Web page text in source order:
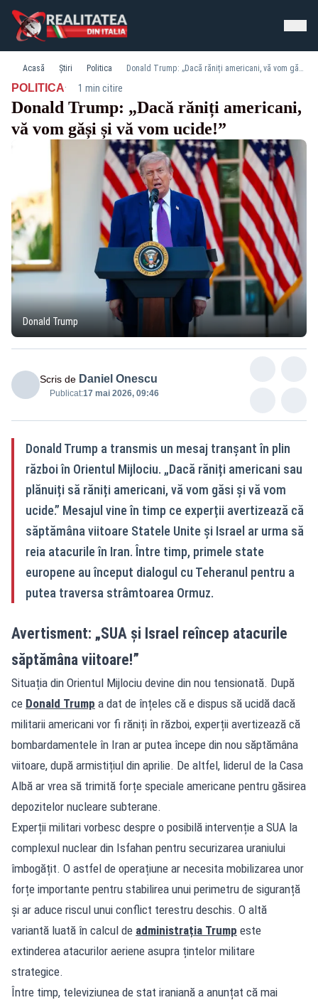
Acasă Știri Politica Donald Trump: „Dacă răniți americani, vă vom găși și vă vom ucide!”
POLITICA· 1 min citire
Donald Trump: „Dacă răniți americani,
vă vom găși și vă vom ucide!”
Donald Trump
Scris de Daniel Onescu
Publicat:17 mai 2026, 09:46
Donald Trump a transmis un mesaj tranșant în plin
război în Orientul Mijlociu. „Dacă răniți americani sau
plănuiți să răniți americani, vă vom găsi și vă vom
ucide.” Mesajul vine în timp ce experții avertizează că
săptămâna viitoare Statele Unite și Israel ar urma să
reia atacurile în Iran. Între timp, primele state
europene au început dialogul cu Teheranul pentru a
putea traversa strâmtoarea Ormuz.
Avertisment: „SUA și Israel reîncep atacurile
săptămâna viitoare!”
Situația din Orientul Mijlociu devine din nou tensionată. După
ce Donald Trump a dat de înțeles că e dispus să ucidă dacă
militarii americani vor fi răniți în război, experții avertizează că
bombardamentele în Iran ar putea începe din nou săptămâna
viitoare, după armistițiul din aprilie. De altfel, liderul de la Casa
Albă ar vrea să trimită forțe speciale americane pentru găsirea
depozitelor nucleare subterane.
Experții militari vorbesc despre o posibilă intervenție a SUA la
complexul nuclear din Isfahan pentru securizarea uraniului
îmbogățit. O astfel de operațiune ar necesita mobilizarea unor
forțe importante pentru stabilirea unui perimetru de siguranță
și ar aduce riscul unui conflict terestru deschis. O altă
variantă luată în calcul de administrația Trump este
extinderea atacurilor aeriene asupra țintelor militare
strategice.
Între timp, televiziunea de stat iraniană a anunțat că mai